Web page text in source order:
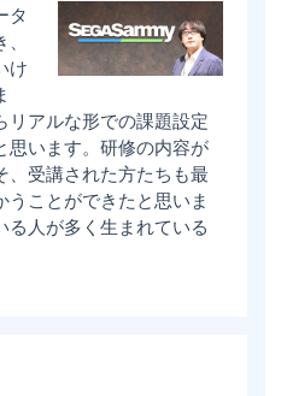
タ
け
リアルな形での課題設定
思います。研修の内容が
、受講された方たちも最
ことができたと思いま
人が多く生まれている